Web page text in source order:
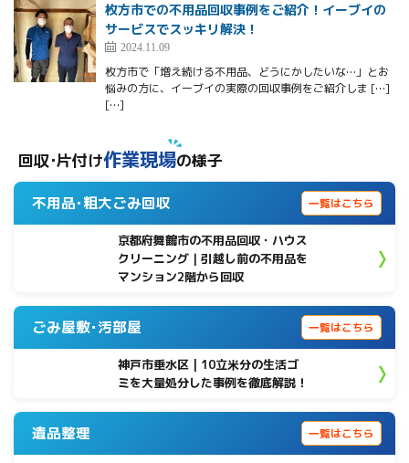
枚方市での不用品回収事例をご紹介！イーブイの
サービスでスッキリ解決！
2024.11.09
枚方市で「増え続ける不用品、どうにかしたいな…」とお
悩みの方に、イーブイの実際の回収事例をご紹介しま […]
[…]
回収･片付け作業現場の様子
不用品･粗大ごみ回収 一覧はこちら
京都府舞鶴市の不用品回収・ハウス
クリーニング｜引越し前の不用品を
マンション2階から回収
ごみ屋敷･汚部屋 一覧はこちら
神戸市垂水区 | 10立米分の生活ゴ
ミを大量処分した事例を徹底解説！
遺品整理 一覧はこちら